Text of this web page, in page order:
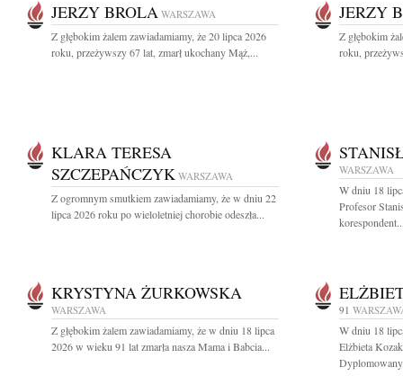
JERZY BROLA WARSZAWA
Z głębokim żalem zawiadamiamy, że 20 lipca 2026
roku, przeżywszy 67 lat, zmarł ukochany Mąż,...
JERZY
Z głębokim
roku,
KLARA TERESA
SZCZEPAŃCZYK WARSZAWA
Z ogromnym smutkiem zawiadamiamy, że w dniu 22
lipca 2026 roku po wieloletniej chorobie odeszła...
WARSZAWA
W dniu 18
Profesor
KRYSTYNA ŻURKOWSKA
WARSZAWA
Z głębokim żalem zawiadamiamy, że w dniu 18 lipca
2026 w wieku 91 lat zmarła nasza Mama i Babcia...
91
W dniu 18
Elżbieta